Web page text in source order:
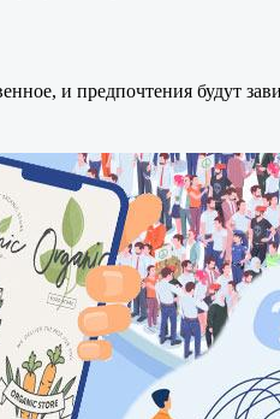
и предпочтения будут